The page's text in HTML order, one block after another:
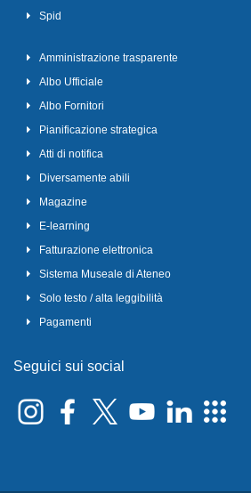
Spid
Amministrazione trasparente
Albo Ufficiale
Albo Fornitori
Pianificazione strategica
Atti di notifica
Diversamente abili
Magazine
E-learning
Fatturazione elettronica
Sistema Museale di Ateneo
Solo testo / alta leggibilità
Pagamenti
Seguici sui social